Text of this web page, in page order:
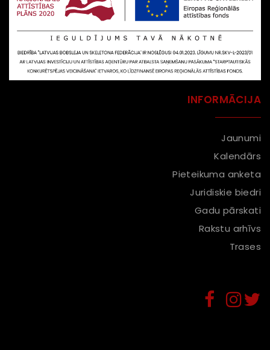
INFORMĀCIJA
Jaunumi
Kalendārs
Pieteikuma anketa
Juridiskie biedri
Gadu pārskati
Rakstu arhīvs
Trases